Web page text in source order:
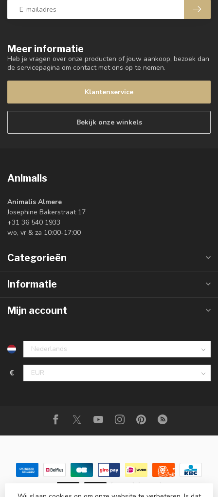
Meer informatie
Heb je vragen over onze producten of jouw aankoop, bezoek dan
de servicepagina om contact met ons op te nemen.
Klantenservice
Bekijk onze winkels
Animalis
Animalis Almere
Josephine Bakerstraat 17
+31 36 540 1933
wo, vr & za 10:00-17:00
Categorieën
Informatie
Mijn account
€